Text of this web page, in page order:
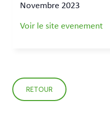
Novembre 2023
Voir le site evenement
RETOUR